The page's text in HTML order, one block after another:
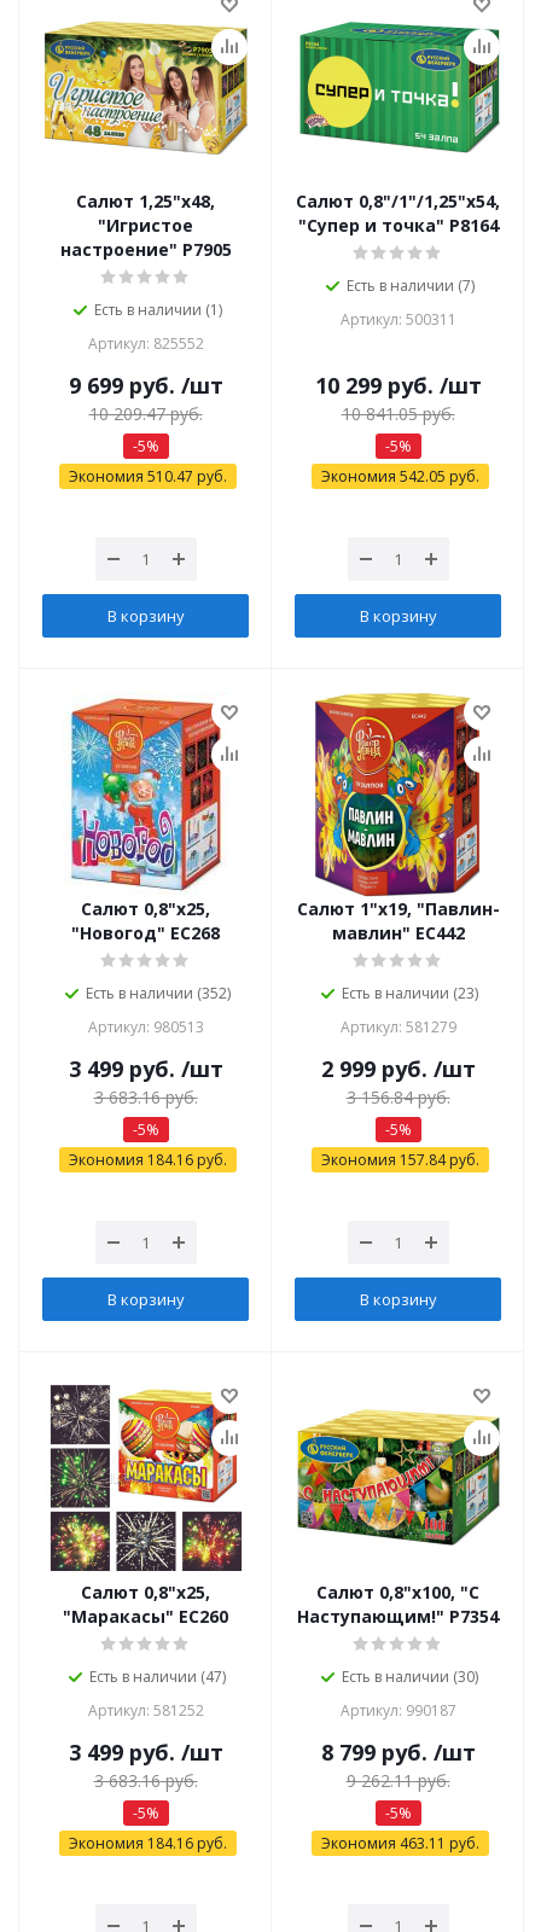
Салют 1,25"х48,
"Игристое
настроение" Р7905
Есть в наличии (1)
Артикул: 825552
9 699руб. /шт
10 209.47руб.
-5%
Экономия 510.47 руб.
В корзину
Салют 0,8"/1"/1,25"х54,
"Супер и точка" Р8164
Есть в наличии (7)
Артикул: 500311
10 299руб. /шт
10 841.05руб.
-5%
Экономия 542.05 руб.
В корзину
Салют 0,8"х25,
"Новогод" ЕС268
Есть в наличии (352)
Артикул: 980513
3 499руб. /шт
3 683.16руб.
-5%
Экономия 184.16руб.
В корзину
Салют 1"х19, "Павлин-
мавлин" ЕС442
Есть в наличии (23)
Артикул: 581279
2 999руб. /шт
3 156.84руб.
-5%
Экономия 157.84руб.
В корзину
Салют 0,8"х25,
"Маракасы" ЕС260
Есть в наличии (47)
Артикул: 581252
3 499руб. /шт
3 683.16руб.
-5%
Экономия 184.16руб.
Салют 0,8"х100, "С
Наступающим!" Р7354
Есть в наличии (30)
Артикул: 990187
8 799руб. /шт
9 262.11руб.
-5%
Экономия 463.11 руб.